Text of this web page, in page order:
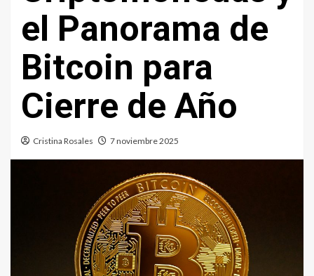
el Panorama de
Bitcoin para
Cierre de Año
Cristina Rosales 7 noviembre 2025